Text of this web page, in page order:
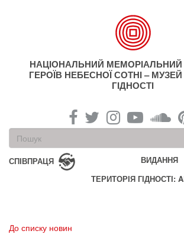
НАЦІОНАЛЬНИЙ
ГЕРОЇВ НЕБЕСНОЇ СОТНІ –
ГІДНОСТІ
Пошукова
форма
Пошук
СПІВПРАЦЯ
ВИДАННЯ
ТЕРИТОРІЯ ГІДНОСТІ:
До списку новин